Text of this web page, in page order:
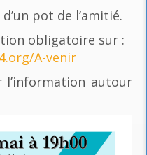
pot de l’amitié.
obligatoire sur :
A-venir
l’information autour